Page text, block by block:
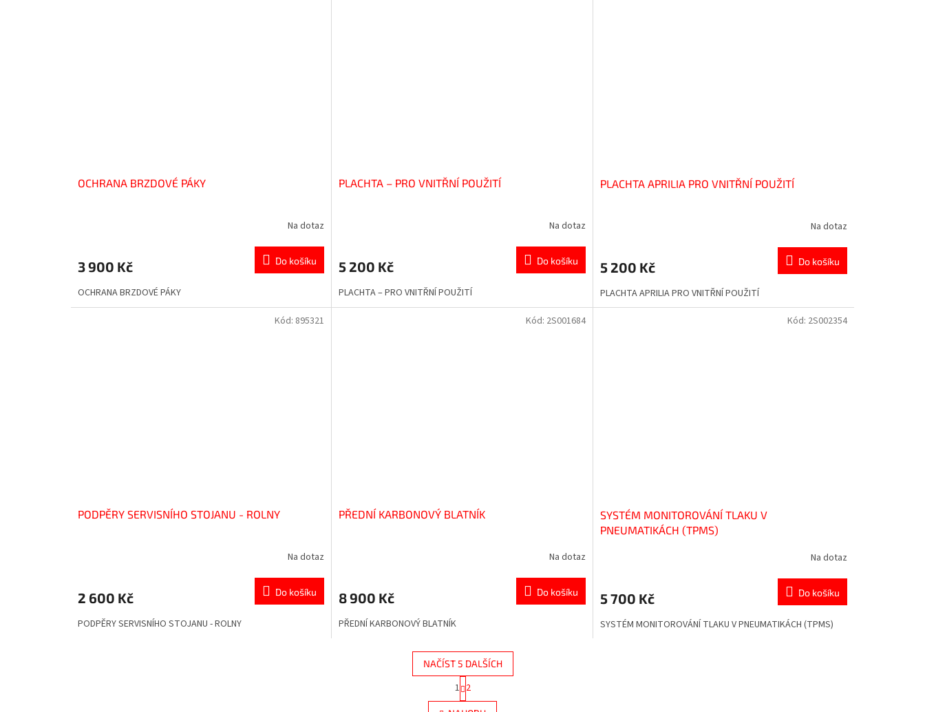
OCHRANA BRZDOVÉ PÁKY
Na dotaz
3 900 Kč Do košíku
OCHRANA BRZDOVÉ PÁKY
PLACHTA – PRO VNITŘNÍ POUŽITÍ
Na dotaz
5 200 Kč Do košíku
PLACHTA – PRO VNITŘNÍ POUŽITÍ
PLACHTA APRILIA PRO VNITŘNÍ POUŽITÍ
Na dotaz
5 200 Kč Do košíku
PLACHTA APRILIA PRO VNITŘNÍ POUŽITÍ
PODPĚRY SERVISNÍHO STOJANU - ROLNY
Na dotaz
2 600 Kč Do košíku
PODPĚRY SERVISNÍHO STOJANU - ROLNY
Kód: 895321
PŘEDNÍ KARBONOVÝ BLATNÍK
Na dotaz
8 900 Kč Do košíku
PŘEDNÍ KARBONOVÝ BLATNÍK
Kód: 2S001684
SYSTÉM MONITOROVÁNÍ TLAKU V
PNEUMATIKÁCH (TPMS)
Na dotaz
5 700 Kč Do košíku
SYSTÉM MONITOROVÁNÍ TLAKU V PNEUMATIKÁCH (TPMS)
Kód: 2S002354
O
v
NAČÍST 5 DALŠÍCH
S
t
r
1 2